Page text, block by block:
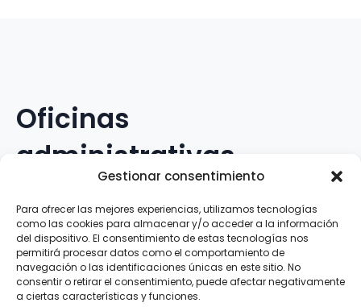
Gestionar consentimiento
Para ofrecer las mejores experiencias, utilizamos tecnologías
como las cookies para almacenar y/o acceder a la información
del dispositivo. El consentimiento de estas tecnologías nos
permitirá procesar datos como el comportamiento de
navegación o las identificaciones únicas en este sitio. No
consentir o retirar el consentimiento, puede afectar negativamente
a ciertas características y funciones.
Oficinas
administrativas
Avenida Galileo Galilei, 12
15.008 · A Coruña · España
Teléfono:881.069.303
WhatsApp:616.897.466